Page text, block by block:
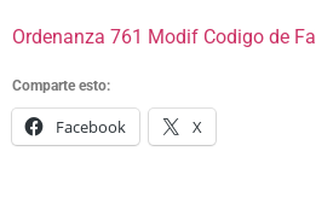
Ordenanza 761 Modif Codigo de
Comparte esto:
Facebook X